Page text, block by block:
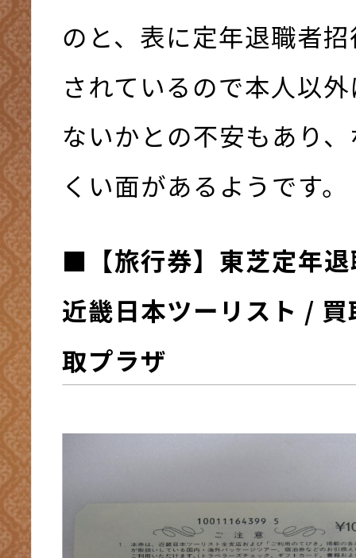
のと、表に定年退職者
されているので本人以
ないかとの不安もあり
くい面があるようです。
■ 【旅行券】東芝定年
近畿日本ツーリスト /
取プラザ